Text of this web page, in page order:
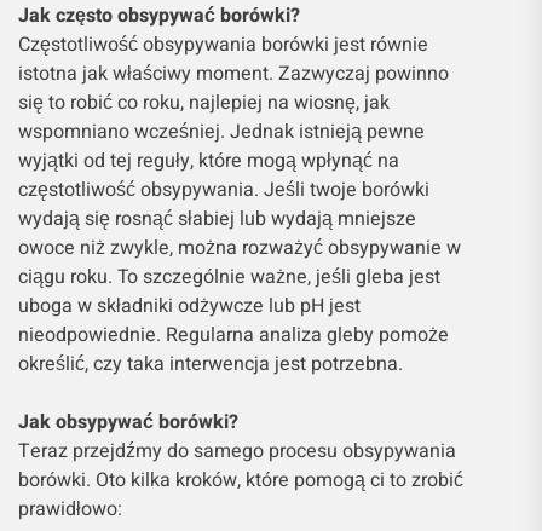
Jak często obsypywać borówki?
Częstotliwość obsypywania borówki jest równie
istotna jak właściwy moment. Zazwyczaj powinno
się to robić co roku, najlepiej na wiosnę, jak
wspomniano wcześniej. Jednak istnieją pewne
wyjątki od tej reguły, które mogą wpłynąć na
częstotliwość obsypywania. Jeśli twoje borówki
wydają się rosnąć słabiej lub wydają mniejsze
owoce niż zwykle, można rozważyć obsypywanie w
ciągu roku. To szczególnie ważne, jeśli gleba jest
uboga w składniki odżywcze lub pH jest
nieodpowiednie. Regularna analiza gleby pomoże
określić, czy taka interwencja jest potrzebna.
Jak obsypywać borówki?
Teraz przejdźmy do samego procesu obsypywania
borówki. Oto kilka kroków, które pomogą ci to zrobić
prawidłowo: